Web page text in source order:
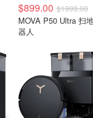
$899.00 $1999.00
MOVA P50 Ultra 扫
器人